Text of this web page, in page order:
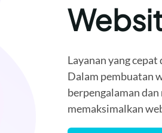
Layanan yang
Dalam pembuatan
berpengalaman
memaksimalkan